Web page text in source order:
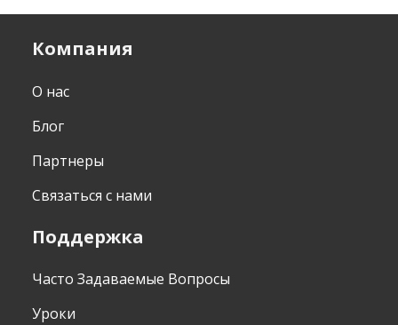
Компания
О нас
Блог
Партнеры
Связаться с нами
Поддержка
Часто Задаваемые Вопросы
Уроки